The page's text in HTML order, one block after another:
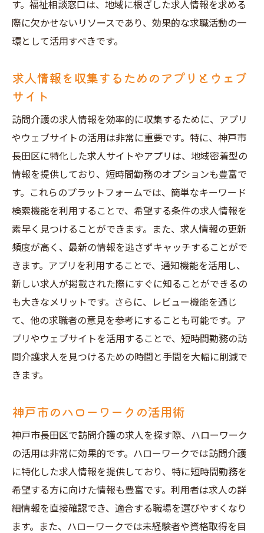
す。福祉相談窓口は、地域に根ざした求人情報を求める
際に欠かせないリソースであり、効果的な求職活動の一
環として活用すべきです。
求人情報を収集するためのアプリとウェブ
サイト
訪問介護の求人情報を効率的に収集するために、アプリ
やウェブサイトの活用は非常に重要です。特に、神戸市
長田区に特化した求人サイトやアプリは、地域密着型の
情報を提供しており、短時間勤務のオプションも豊富で
す。これらのプラットフォームでは、簡単なキーワード
検索機能を利用することで、希望する条件の求人情報を
素早く見つけることができます。また、求人情報の更新
頻度が高く、最新の情報を逃さずキャッチすることがで
きます。アプリを利用することで、通知機能を活用し、
新しい求人が掲載された際にすぐに知ることができるの
も大きなメリットです。さらに、レビュー機能を通じ
て、他の求職者の意見を参考にすることも可能です。ア
プリやウェブサイトを活用することで、短時間勤務の訪
問介護求人を見つけるための時間と手間を大幅に削減で
きます。
神戸市のハローワークの活用術
神戸市長田区で訪問介護の求人を探す際、ハローワーク
の活用は非常に効果的です。ハローワークでは訪問介護
に特化した求人情報を提供しており、特に短時間勤務を
希望する方に向けた情報も豊富です。利用者は求人の詳
細情報を直接確認でき、適合する職場を選びやすくなり
ます。また、ハローワークでは未経験者や資格取得を目